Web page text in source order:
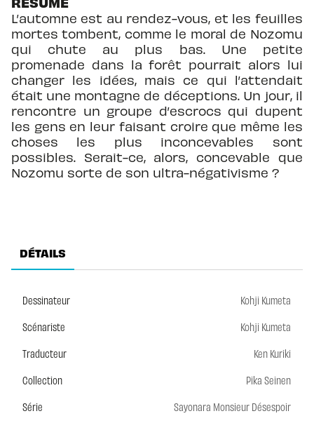
L’automne est au rendez-vous, et les feuilles
mortes tombent, comme le moral de Nozomu
qui chute au plus bas. Une petite
promenade dans la forêt pourrait alors lui
changer les idées, mais ce qui l’attendait
était une montagne de déceptions. Un jour, il
rencontre un groupe d’escrocs qui dupent
les gens en leur faisant croire que même les
choses les plus inconcevables sont
possibles. Serait-ce, alors, concevable que
Nozomu sorte de son ultra-négativisme ?
DÉTAILS
Dessinateur
Kohji Kumeta
Scénariste
Kohji Kumeta
Traducteur
Ken Kuriki
Collection
Pika Seinen
Série
Sayonara Monsieur Désespoir